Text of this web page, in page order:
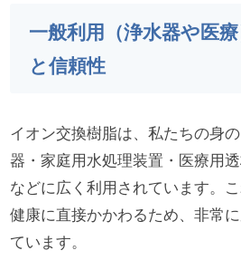
一般利用（浄水器や医
と信頼性
イオン交換樹脂は、私たちの身
器・家庭用水処理装置・医療用
などに広く利用されています。
健康に直接かかわるため、非常
ています。